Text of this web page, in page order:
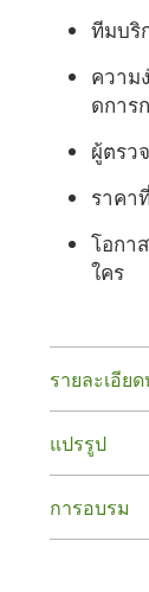
ทีมบริ
ความ
ดการ
ผู้ตรว
ราคา
โอกา
ใคร
รายละเอีย
แปรรูป
การอบรม